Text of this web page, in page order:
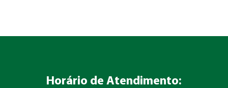
Horário de Atendimento: